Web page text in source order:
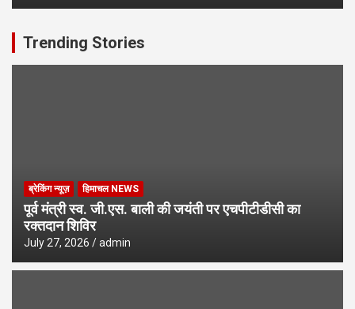
Trending Stories
ब्रेकिंग न्यूज़ हिमाचल NEWS
पूर्व मंत्री स्व. जी.एस. बाली की जयंती पर एचपीटीडीसी का
रक्तदान शिविर
July 27, 2026 admin